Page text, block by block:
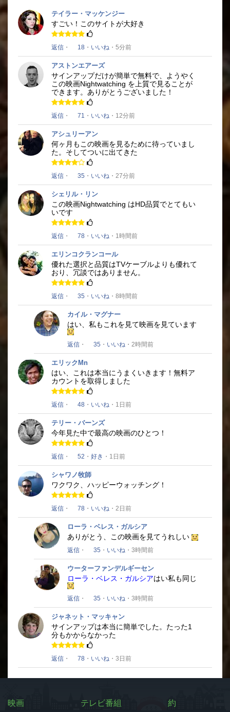
テイラー・マッケンジー
すごい！ このサイトが大好き
返信 ・ 18 ・ いいね ・5分前
アストンエアーズ
サインアップだけが簡単で無料で、ようやく
この映画Nightwatching を上質で見ることが
でき ます。 ありがとうございました！
返信 ・ 71 ・ いいね ・12分前
アシュリーアン
何ヶ月もこの映画を見るために待っていまし
た。 そしてついに出てきた
返信 ・ 35 ・ いいね ・27分前
シェリル・リン
この映画Nightwatching はHD品質でとてもい
いです
返信 ・ 78 ・ いいね ・1時間前
エリンコクランコール
優れた選択と品質はTVケーブルよりも優れて
おり、冗談ではありません。
返信 ・ 35 ・ いいね ・8時間前
カイル・マグナー
はい、私もこれを見て映画を見ています
返信 ・ 35 ・ いいね ・2時間前
エリックMn
はい、これは本当にうまくいきます！ 無料ア
カウントを取得しました
返信 ・ 48 ・ いいね ・1日前
テリー・バーンズ
今年見た中で最高の映画のひとつ！
返信 ・ 52 ・ 好き ・1日前
シャワノ牧師
ワクワク、ハッピーウォッチング！
返信 ・ 78 ・ いいね ・2日前
ローラ・ベレス・ガルシア
ありがとう、この映画を見てうれしい
返信 ・ 35 ・ いいね ・3時間前
ウーターファンデルギーセン
ローラ・ベレス・ガルシアはい私も同じ
返信 ・ 35 ・ いいね ・3時間前
ジャネット・マッキャン
サインアップは本当に簡単でした。 たった1
分もかからなかった
返信 ・ 78 ・ いいね ・3日前
映画 テレビ番組 約